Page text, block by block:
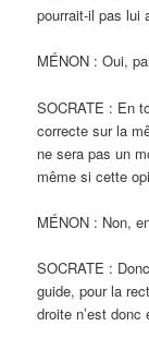
pourrait-il pas lui
MÉNON : Oui,
SOCRATE : En
correcte sur la
ne sera pas un
même si cette
MÉNON : Non,
SOCRATE :
guide, pour la
droite n’est